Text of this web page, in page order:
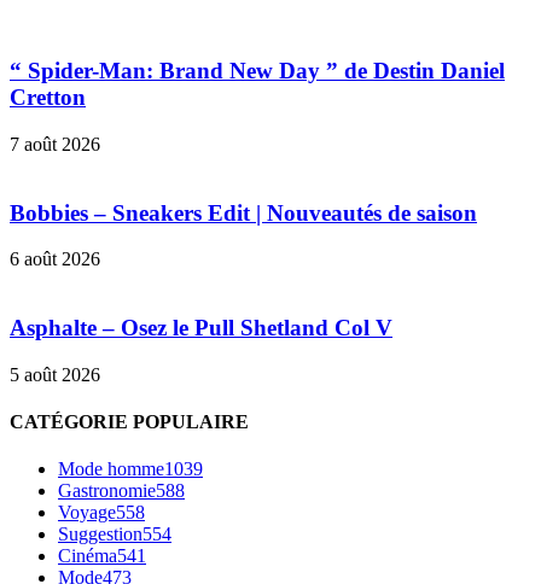
“ Spider-Man: Brand New Day ” de Destin Daniel
Cretton
7 août 2026
Bobbies – Sneakers Edit | Nouveautés de saison
6 août 2026
Asphalte – Osez le Pull Shetland Col V
5 août 2026
CATÉGORIE POPULAIRE
Mode homme1039
Gastronomie588
Voyage558
Suggestion554
Cinéma541
Mode473